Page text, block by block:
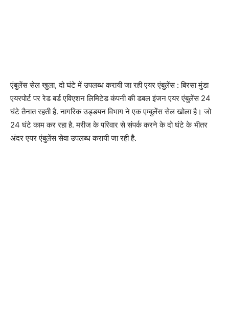
एंबुलेंस सेल खुला, दो घंटे में उपलब्ध करायी जा रही एयर एंबुलेंस : बिरसा मुंडा
एयरपोर्ट पर रेड बर्ड एविएशन लिमिटेड कंपनी की डबल इंजन एयर एंबुलेंस 24
घंटे तैनात रहती है. नागरिक उड्डयन विभाग ने एक एम्बुलेंस सेल खोला है। जो
24 घंटे काम कर रहा है. मरीज के परिवार से संपर्क करने के दो घंटे के भीतर
अंदर एयर एंबुलेंस सेवा उपलब्ध करायी जा रही है.